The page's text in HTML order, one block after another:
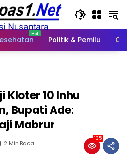
Politik & Pemilu
Kloter 10 Inhu
Bupati Ade:
Mabrur
2 Min Baca
135